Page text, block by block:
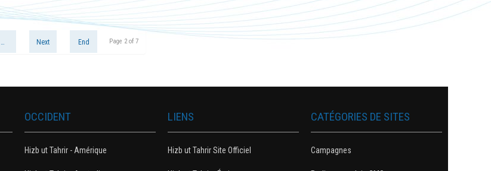
… Next End Page 2 of 7
CATÉGORIES DE SITES
Campagnes
LIENS
Hizb ut Tahrir Site Officiel
OCCIDENT
Hizb ut Tahrir - Amérique